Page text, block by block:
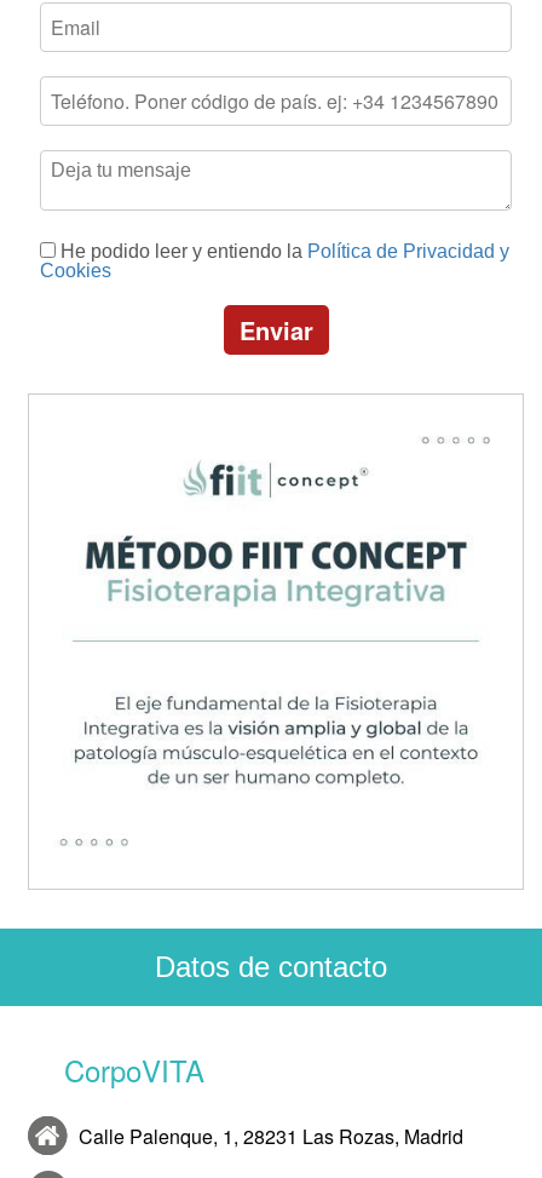
He podido leer y entiendo la Política de Privacidad y
Cookies
Enviar
Datos de contacto
CorpoVITA
Calle Palenque, 1, 28231 Las Rozas, Madrid